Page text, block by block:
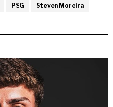
PSG
Steven Moreira